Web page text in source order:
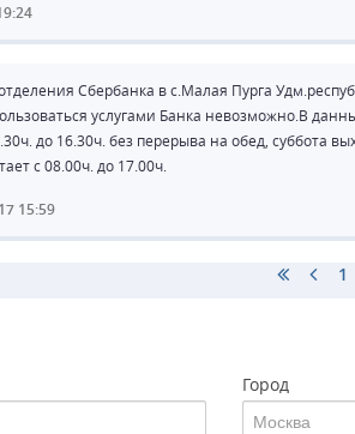
Сбербанка в с.Малая Пурга
услугами Банка невозможно.В
до 16.30ч. без перерыва на обед, суббота
с 08.00ч. до 17.00ч.
15:59
1
Город
Москва